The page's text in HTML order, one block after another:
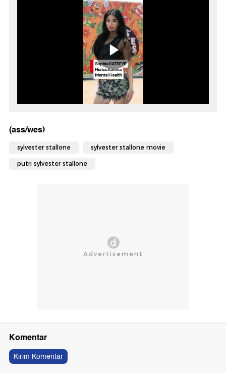
(ass/wes)
sylvester stallone sylvester stallone movie
putri sylvester stallone
Komentar
Kirim Komentar